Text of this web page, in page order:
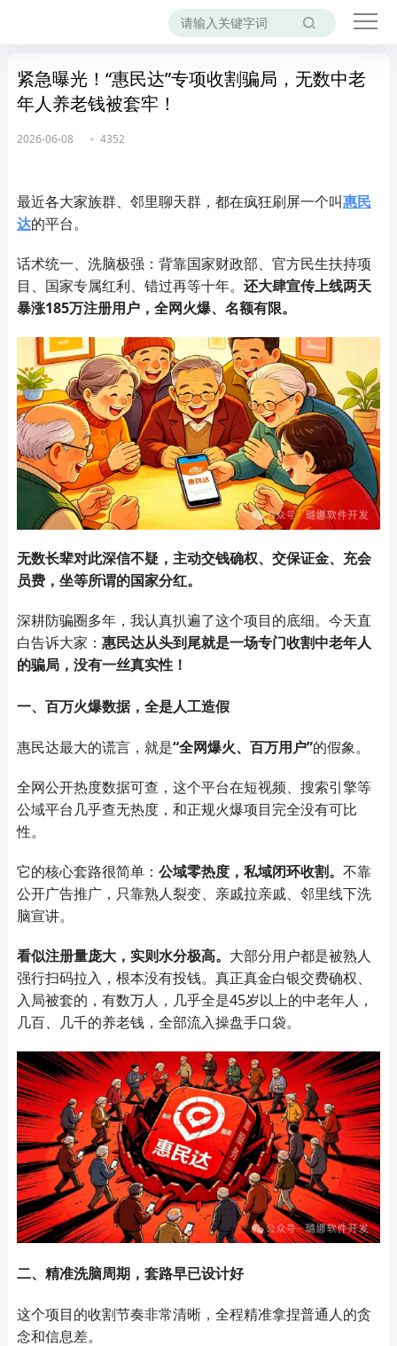
紧急曝光！“惠民达”专项收割骗局，无数中老
年人养老钱被套牢！
2026-06-08 4352
最近各大家族群、邻里聊天群，都在疯狂刷屏一个叫惠民
达的平台。
话术统一、洗脑极强：背靠国家财政部、官方民生扶持项
目、国家专属红利、错过再等十年。 还大肆宣传上线两天
暴涨185万注册用户，全网火爆、名额有限。
无数长辈对此深信不疑，主动交钱确权、交保证金、充会
员费，坐等所谓的国家分红。
深耕防骗圈多年，我认真扒遍了这个项目的底细。今天直
白告诉大家： 惠民达从头到尾就是一场专门收割中老年人
的骗局，没有一丝真实性！
一、百万火爆数据，全是人工造假
惠民达最大的谎言，就是“全网爆火、百万用户”的假象。
全网公开热度数据可查，这个平台在短视频、搜索引擎等
公域平台几乎查无热度，和正规火爆项目完全没有可比
性。
它的核心套路很简单： 公域零热度，私域闭环收割。 不靠
公开广告推广，只靠熟人裂变、亲戚拉亲戚、邻里线下洗
脑宣讲。
看似注册量庞大，实则水分极高。 大部分用户都是被熟人
强行扫码拉入，根本没有投钱。真正真金白银交费确权、
入局被套的，有数万人，几乎全是45岁以上的中老年人，
几百、几千的养老钱，全部流入操盘手口袋。
二、精准洗脑周期，套路早已设计好
这个项目的收割节奏非常清晰，全程精准拿捏普通人的贪
念和信息差。